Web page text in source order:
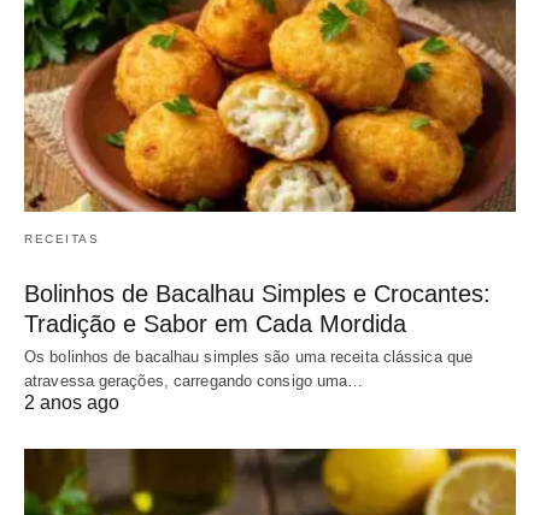
RECEITAS
Bolinhos de Bacalhau Simples e Crocantes:
Tradição e Sabor em Cada Mordida
Os bolinhos de bacalhau simples são uma receita clássica que
atravessa gerações, carregando consigo uma…
2 anos ago